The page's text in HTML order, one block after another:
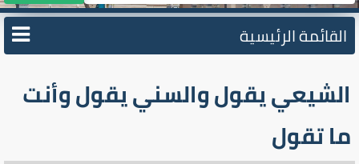
القائمة الرئيسية
الشيعي يقول والسني يقول وأنت
ما تقول